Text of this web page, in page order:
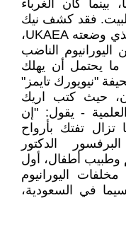
بينما كان الغرباء
فقد كشف نيك
كوهين النقاب عن التقرير السري، الذي وضعته UKAEA،
الناضب
ما يحتمل أن يهلك
ووجهت صحيفة "نيويورك تايمز"
الشأن، حيث كتب اريك
- يقول: "إن
تزال تفتك بأرواح
وكان البرفسور الدكتور
أطفال، أول
اليورانيوم
في السعودية،